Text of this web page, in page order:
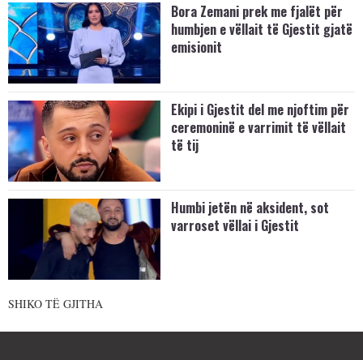
Bora Zemani prek me fjalët për
humbjen e vëllait të Gjestit gjatë
emisionit
Ekipi i Gjestit del me njoftim për
ceremoninë e varrimit të vëllait
të tij
Humbi jetën në aksident, sot
varroset vëllai i Gjestit
SHIKO TË GJITHA